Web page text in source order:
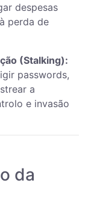
despesas
perda de
(Stalking):
passwords,
a
e invasão
da